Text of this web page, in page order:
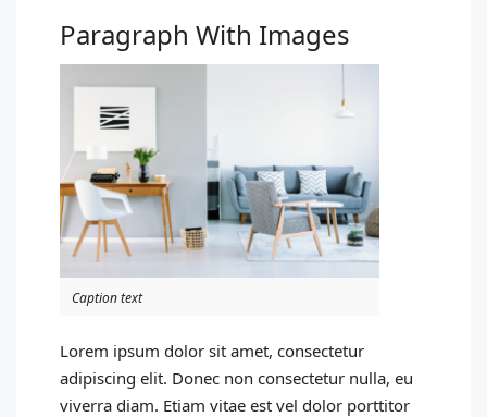
Paragraph With Images
Caption text
Lorem ipsum dolor sit amet, consectetur
adipiscing elit. Donec non consectetur nulla, eu
viverra diam. Etiam vitae est vel dolor porttitor